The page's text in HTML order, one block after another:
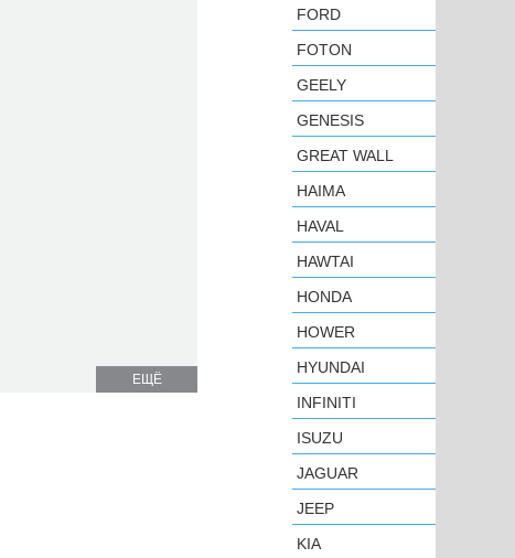
ЕЩЁ
FORD
FOTON
GEELY
GENESIS
GREAT WALL
HAIMA
HAVAL
HAWTAI
HONDA
HOWER
HYUNDAI
INFINITI
ISUZU
JAGUAR
JEEP
KIA